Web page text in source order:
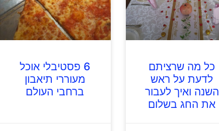
כל מה שרציתם
לדעת על ראש
השנה ואיך לעבור
את החג בשלום
6 פסטיבלי אוכל
מעוררי תיאבון
ברחבי העולם